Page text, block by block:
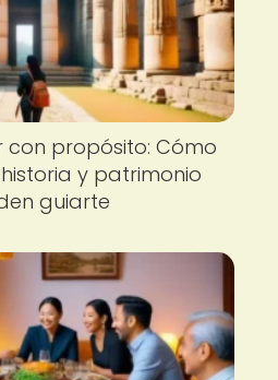
con propósito: Cómo
y patrimonio
guiarte